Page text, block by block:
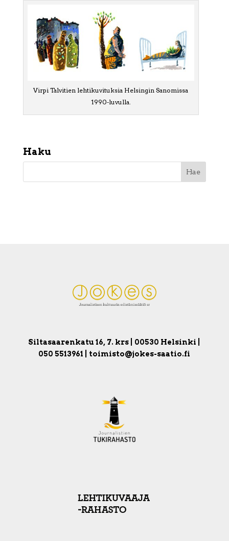
Virpi Talvitien lehtikuvituksia Helsingin Sanomissa
1990-luvulla.
Haku
Siltasaarenkatu 16, 7. krs | 00530 Helsinki |
050 5513961 | toimisto@jokes-saatio.fi